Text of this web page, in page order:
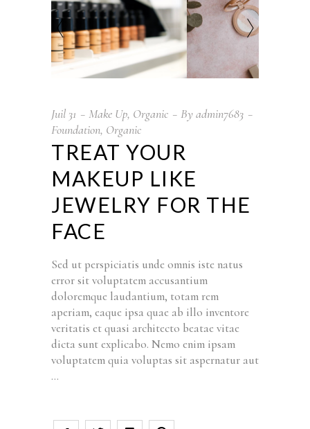
Juil 31 Make Up, Organic Byadmin7683
Foundation, Organic
TREAT YOUR
MAKEUP LIKE
JEWELRY FOR THE
FACE
Sed ut perspiciatis unde omnis iste natus
error sit voluptatem accusantium
doloremque laudantium, totam rem
aperiam, eaque ipsa quae ab illo inventore
veritatis et quasi architecto beatae vitae
dicta sunt explicabo. Nemo enim ipsam
voluptatem quia voluptas sit aspernatur aut